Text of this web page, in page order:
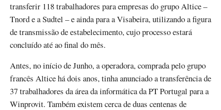
transferir 118 trabalhadores para empresas do grupo Altice –
Tnord e a Sudtel – e ainda para a Visabeira, utilizando a figura
de transmissão de estabelecimento, cujo processo estará
concluído até ao final do mês.
Antes, no início de Junho, a operadora, comprada pelo grupo
francês Altice há dois anos, tinha anunciado a transferência de
37 trabalhadores da área da informática da PT Portugal para a
Winprovit. Também existem cerca de duas centenas de